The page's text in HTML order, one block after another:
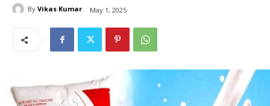
By Vikas Kumar May 1, 2025